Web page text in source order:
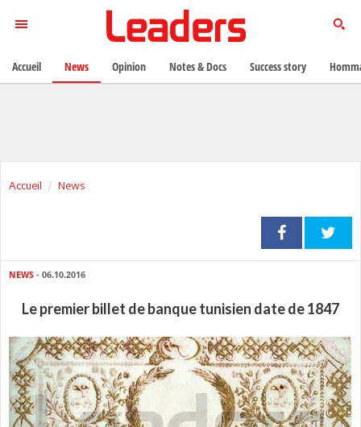
Accueil News
NEWS - 06.10.2016
Le premier billet de banque tunisien date de 1847
Accueil News Opinion Notes & Docs Success story